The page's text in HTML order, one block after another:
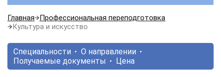
Главная
Профессиональная переподготовка
Культура и искусство
Специальности
О направлении
Получаемые документы
Цена